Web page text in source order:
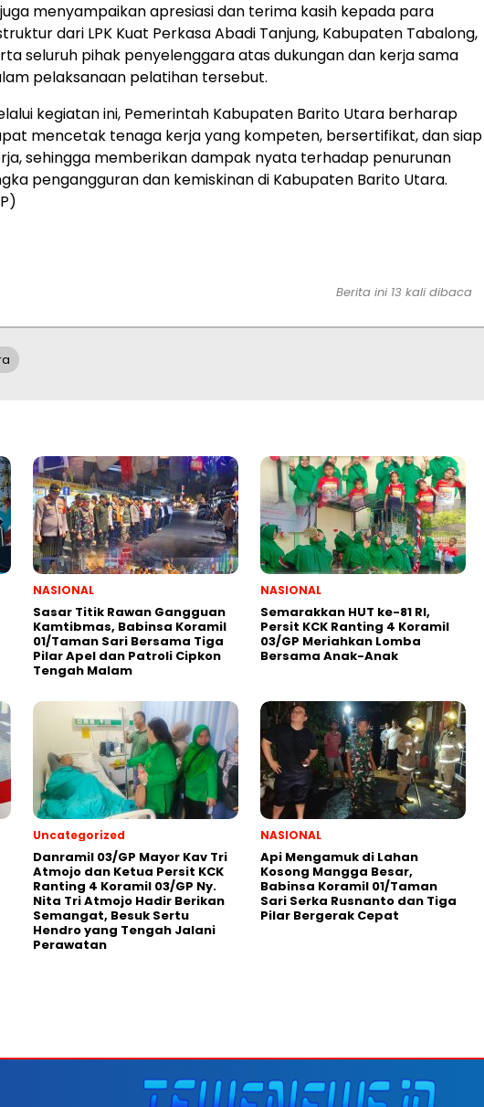
menyampaikan apresiasi dan terima kasih kepada para
dari LPK Kuat Perkasa Abadi Tanjung, Kabupaten Tabalong,
seluruh pihak penyelenggara atas dukungan dan kerja sama
pelaksanaan pelatihan tersebut.
kegiatan ini, Pemerintah Kabupaten Barito Utara berharap
mencetak tenaga kerja yang kompeten, bersertifikat, dan siap
sehingga memberikan dampak nyata terhadap penurunan
pengangguran dan kemiskinan di Kabupaten Barito Utara.
Berita ini 13 kali dibaca
NASIONAL
Sasar Titik Rawan Gangguan
Kamtibmas, Babinsa Koramil
01/Taman Sari Bersama Tiga
Pilar Apel dan Patroli Cipkon
Tengah Malam
NASIONAL
Semarakkan HUT ke-81 RI,
Persit KCK Ranting 4 Koramil
03/GP Meriahkan Lomba
Bersama Anak-Anak
Uncategorized
Danramil 03/GP Mayor Kav Tri
Atmojo dan Ketua Persit KCK
Ranting 4 Koramil 03/GP Ny.
Nita Tri Atmojo Hadir Berikan
Semangat, Besuk Sertu
Hendro yang Tengah Jalani
Perawatan
NASIONAL
Api Mengamuk di Lahan
Kosong Mangga Besar,
Babinsa Koramil 01/Taman
Sari Serka Rusnanto dan Tiga
Pilar Bergerak Cepat